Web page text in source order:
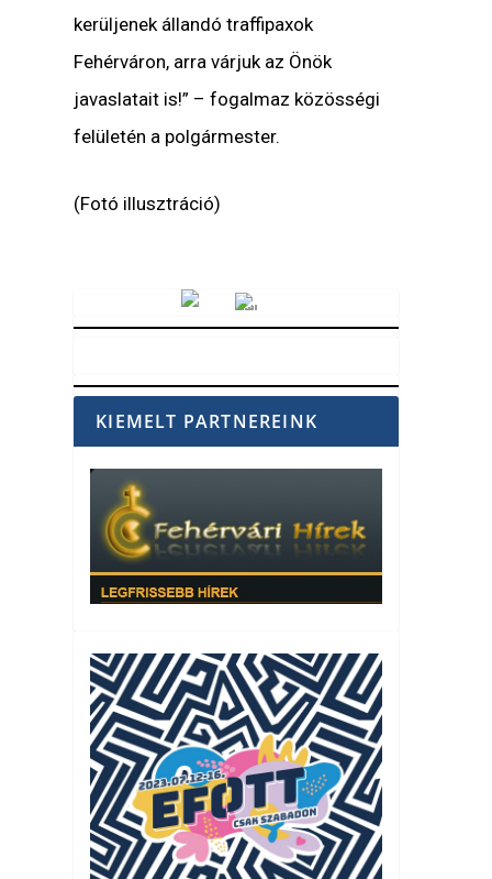
kerüljenek állandó traffipaxok
Fehérváron, arra várjuk az Önök
javaslatait is!” – fogalmaz közösségi
felületén a polgármester.
(Fotó illusztráció)
KIEMELT PARTNEREINK